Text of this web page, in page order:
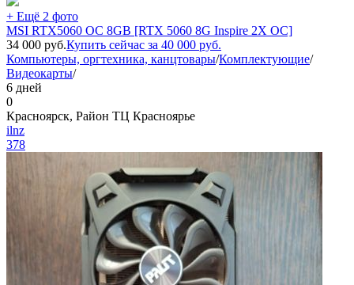
+ Ещё 2 фото
MSI RTX5060 OC 8GB [RTX 5060 8G Inspire 2X OC]
34 000 руб.Купить сейчас за 40 000 руб.
Компьютеры, оргтехника, канцтовары/Комплектующие/
Видеокарты/
6 дней
0
Красноярск, Район ТЦ Красноярье
ilnz
378